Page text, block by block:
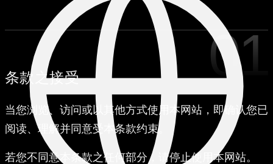
01
条款之接受
当您浏览、访问或以其他方式使用本网站，即确认您已
阅读、理解并同意受本条款约束。
若您不同意本条款之任何部分，请停止使用本网站。